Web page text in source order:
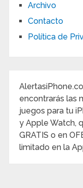
Archivo
Contacto
Política de
encontrarás las
juegos para tu
y Apple Watch,
GRATIS o en
limitado en la